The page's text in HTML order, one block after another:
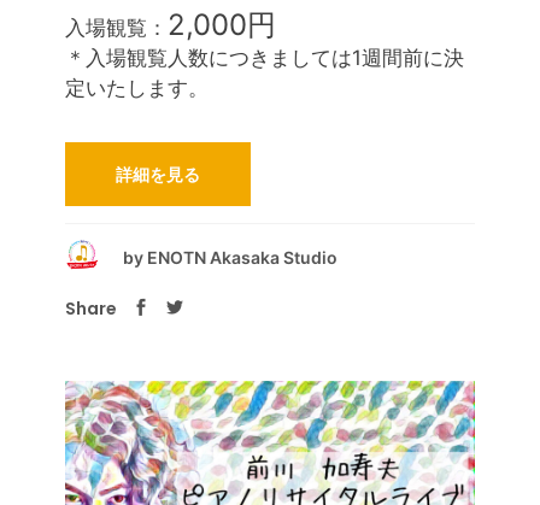
入場観覧： 2,000円
＊入場観覧人数につきましては1週間前に決
定いたします。
詳細を見る
by ENOTN Akasaka Studio
Share